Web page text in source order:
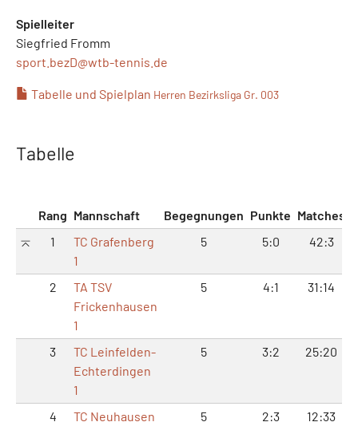
Spielleiter
Siegfried Fromm
sport.bezD@wtb-tennis.de
Tabelle und Spielplan Herren Bezirksliga Gr. 003
Tabelle
Rang Mannschaft Begegnungen Punkte Matches
1
TC Grafenberg
1
5 5:0 42:3
2
TA TSV
Frickenhausen
1
5 4:1 31:14
3
TC Leinfelden-
Echterdingen
1
5 3:2 25:20
4
TC Neuhausen
5 2:3 12:33